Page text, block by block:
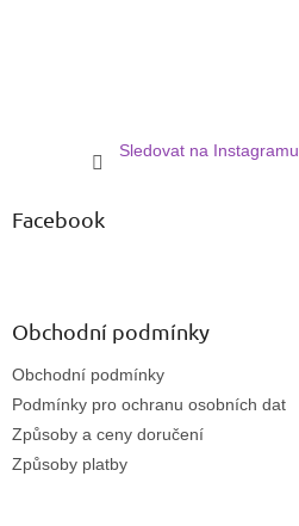
Sledovat na Instagramu
Facebook
Obchodní podmínky
Obchodní podmínky
Podmínky pro ochranu osobních dat
Způsoby a ceny doručení
Způsoby platby